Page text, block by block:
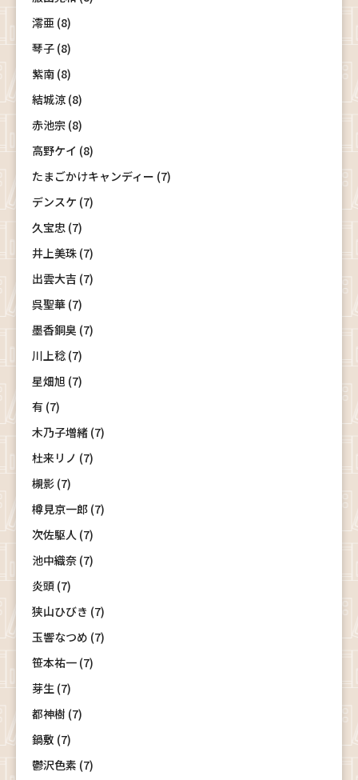
澪亜 (8)
琴子 (8)
紫南 (8)
結城涼 (8)
赤池宗 (8)
高野ケイ (8)
たまごかけキャンディー (7)
デンスケ (7)
久宝忠 (7)
井上美珠 (7)
出雲大吉 (7)
呉聖華 (7)
墨香銅臭 (7)
川上稔 (7)
星畑旭 (7)
有 (7)
木乃子増緒 (7)
杜来リノ (7)
槻影 (7)
樽見京一郎 (7)
次佐駆人 (7)
池中織奈 (7)
炎頭 (7)
狭山ひびき (7)
玉響なつめ (7)
笹本祐一 (7)
芽生 (7)
都神樹 (7)
鍋敷 (7)
鬱沢色素 (7)